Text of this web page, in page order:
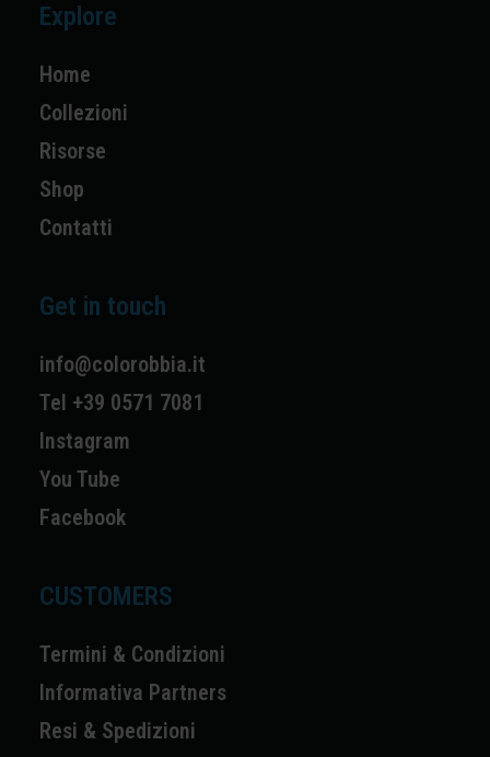
Explore
Home
Collezioni
Risorse
Shop
Contatti
Get in touch
info@colorobbia.it
Tel +39 0571 7081
Instagram
You Tube
Facebook
CUSTOMERS
Termini & Condizioni
Informativa Partners
Resi & Spedizioni